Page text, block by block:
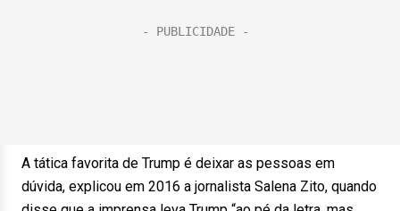
A tática favorita de Trump é deixar as pessoas em
dúvida, explicou em 2016 a jornalista Salena Zito, quando